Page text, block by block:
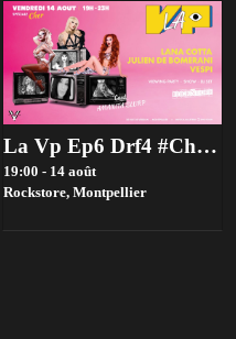
La Vp Ep6 Drf4 #Cheredition
19:00 - 14 août
Rockstore, Montpellier